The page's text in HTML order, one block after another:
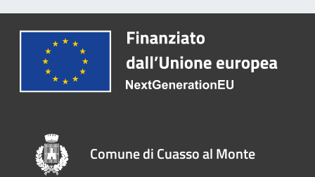
Comune di Cuasso al Monte